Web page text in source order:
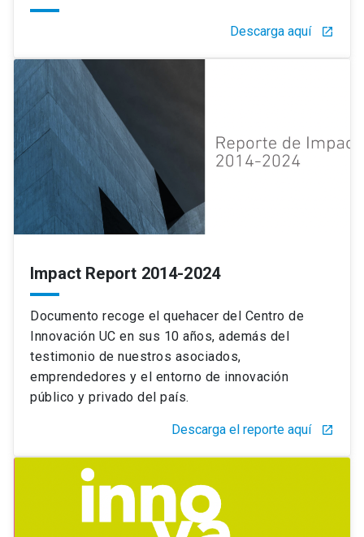
Descarga aquí launch
Impact Report 2014-2024
Documento recoge el quehacer del Centro de
Innovación UC en sus 10 años, además del
testimonio de nuestros asociados,
emprendedores y el entorno de innovación
público y privado del país.
Descarga el reporte aquí launch